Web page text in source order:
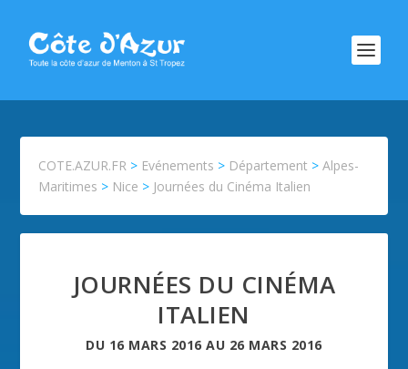
COTE.AZUR.FR > Evénements > Département >Alpes-
Maritimes > Nice > Journées du Cinéma Italien
JOURNÉES DU CINÉMA
ITALIEN
DU 16 MARS 2016 AU 26 MARS 2016